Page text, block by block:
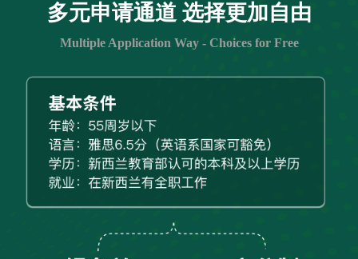
多元申请通道 选择更加自由
Multiple Application Way - Choices for Free